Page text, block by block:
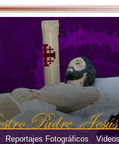
Reportajes Fotográficos